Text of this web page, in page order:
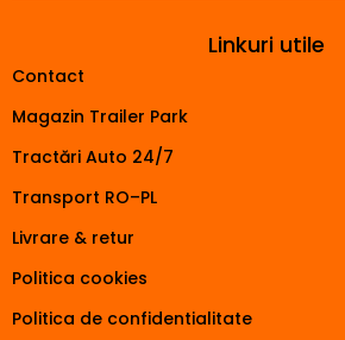
Linkuri utile
Contact
Magazin Trailer Park
Tractări Auto 24/7
Transport RO–PL
Livrare & retur
Politica cookies
Politica de confidentialitate